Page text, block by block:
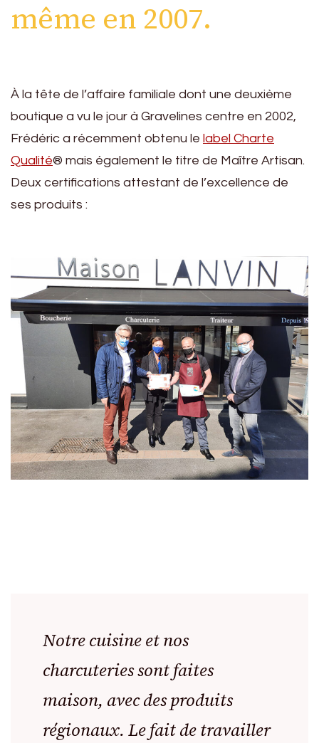
même en 2007.
À la tête de l’affaire familiale dont une deuxième
boutique a vu le jour à Gravelines centre en 2002,
Frédéric a récemment obtenu le label Charte
Qualité® mais également le titre de Maître Artisan.
Deux certifications attestant de l’excellence de
ses produits :
Notre cuisine et nos
charcuteries sont faites
maison, avec des produits
régionaux. Le fait de travailler